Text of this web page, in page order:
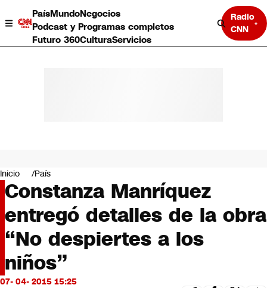
PaísMundoNegocios
Podcast y Programas completos
Futuro 360CulturaServicios
Radio
CNN
Negocios
Deportes
Programas completos
Cultura
Servicios
Bits
CNN Data
CNN tiempo
Futuro 360
Inicio País
Constanza Manríquez
entregó detalles de la obra
“No despiertes a los
niños”
07- 04- 2015 15:25